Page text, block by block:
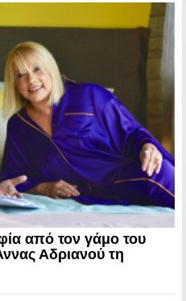
από τον γάμο του
Αδριανού τη